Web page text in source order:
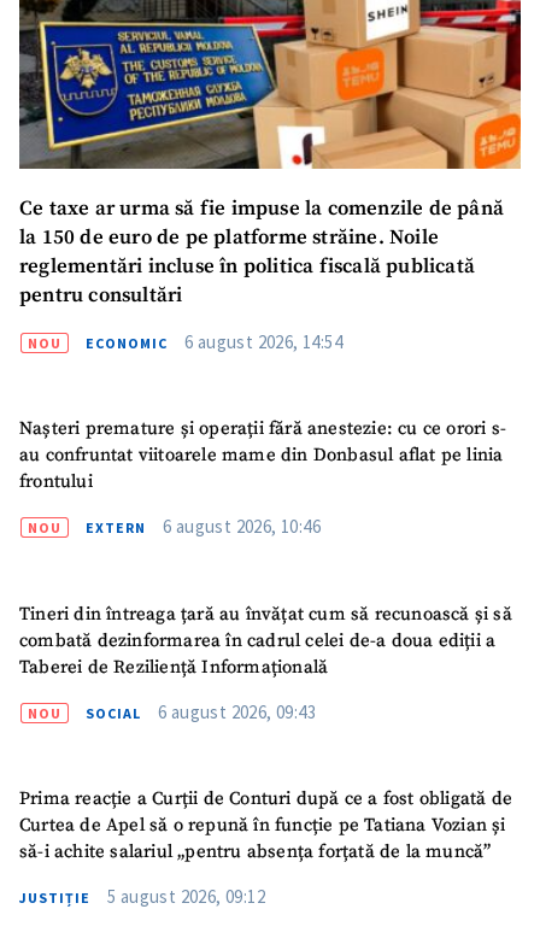
Ce taxe ar urma să fie impuse la comenzile de până
la 150 de euro de pe platforme străine. Noile
reglementări incluse în politica fiscală publicată
pentru consultări
NOU ECONOMIC 6 august 2026, 14:54
Nașteri premature și operații fără anestezie: cu ce orori s-
au confruntat viitoarele mame din Donbasul aflat pe linia
frontului
NOU EXTERN 6 august 2026, 10:46
Tineri din întreaga țară au învățat cum să recunoască și să
combată dezinformarea în cadrul celei de-a doua ediții a
Taberei de Reziliență Informațională
NOU SOCIAL 6 august 2026, 09:43
Prima reacție a Curții de Conturi după ce a fost obligată de
Curtea de Apel să o repună în funcție pe Tatiana Vozian și
să-i achite salariul „pentru absența forțată de la muncă”
JUSTIȚIE 5 august 2026, 09:12
ȘTIREA MEA
Titlu știre
+ Adaugă titlu
Fotografie
+ Încarcă imagine
Link media
+ Link media
Mesajul știrei
+ Mesajul știrei